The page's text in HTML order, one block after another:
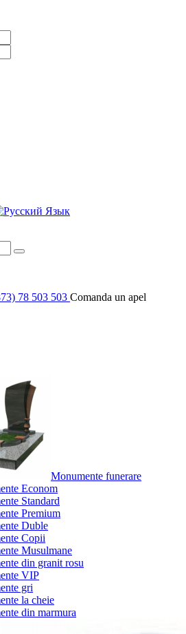
78 503 503 Comanda un apel
Monumente funerare
Econom
Standard
Premium
Duble
Copii
Musulmane
din granit rosu
VIP
gri
la cheie
din marmura